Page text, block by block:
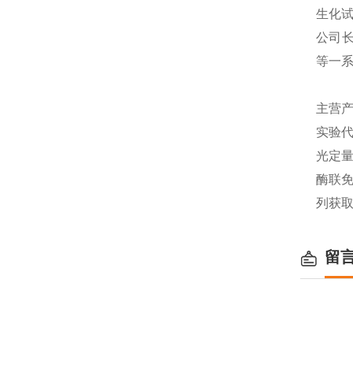
生化
公司
等一
主营
实验
光定
酶联
列获
留